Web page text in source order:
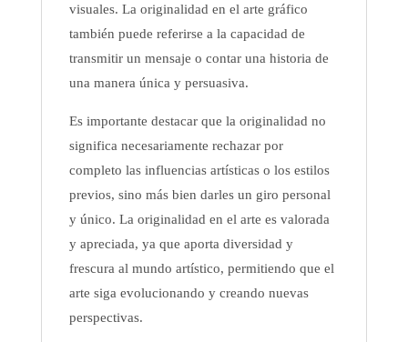
visuales. La originalidad en el arte gráfico
también puede referirse a la capacidad de
transmitir un mensaje o contar una historia de
una manera única y persuasiva.
Es importante destacar que la originalidad no
significa necesariamente rechazar por
completo las influencias artísticas o los estilos
previos, sino más bien darles un giro personal
y único. La originalidad en el arte es valorada
y apreciada, ya que aporta diversidad y
frescura al mundo artístico, permitiendo que el
arte siga evolucionando y creando nuevas
perspectivas.